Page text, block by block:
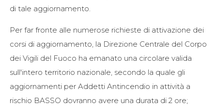
di tale aggiornamento.
Per far fronte alle numerose richieste di attivazione dei
corsi di aggiornamento, la Direzione Centrale del Corpo
dei Vigili del Fuoco ha emanato una circolare valida
sull'intero territorio nazionale, secondo la quale gli
aggiornamenti per Addetti Antincendio in attività a
rischio BASSO dovranno avere una durata di 2 ore;